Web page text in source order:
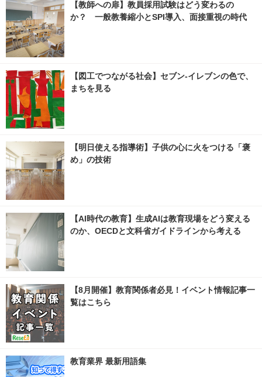
【教師への扉】教員採用試験はどう変わるの
か？ 一般教養縮小とSPI導入、面接重視の時代
【図工でつながる社会】セブン‐イレブンの色で、
まちを見る
【明日使える指導術】子供の心に火をつける「褒
め」の技術
【AI時代の教育】生成AIは教育現場をどう変える
のか、OECDと文科省ガイドラインから考える
【8月開催】教育関係者必見！イベント情報記事一
覧はこちら
教育業界 最新用語集